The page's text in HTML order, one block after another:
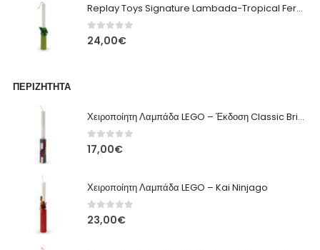
Replay Toys Signature Lambada-Tropical Fern edition 2026
0 out of 5
24,00€
ΠΕΡΙΖΉΤΗΤΑ
Χειροποίητη Λαμπάδα LEGO – Έκδοση Classic Brick
0out of 5
17,00€
Χειροποίητη Λαμπάδα LEGO – Kai Ninjago
0out of 5
23,00€